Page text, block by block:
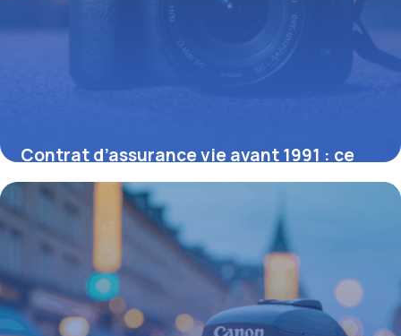
Contrat d’assurance vie avant 1991 : ce
que vous devez savoir
16 juin 2026